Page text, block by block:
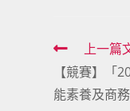
Read
more
articles
上一篇
【競賽】「
能素養及商